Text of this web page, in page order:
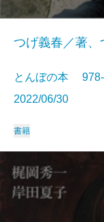
つげ義春／著
とんぼの本
2022/06/30
書籍